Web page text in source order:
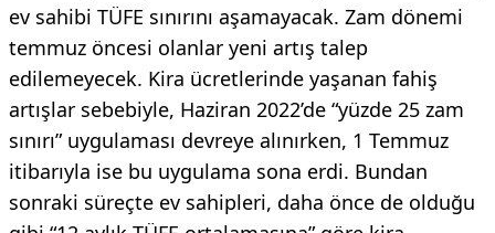
ev sahibi TÜFE sınırını aşamayacak. Zam dönemi
temmuz öncesi olanlar yeni artış talep
edilemeyecek. Kira ücretlerinde yaşanan fahiş
artışlar sebebiyle, Haziran 2022’de “yüzde 25 zam
sınırı” uygulaması devreye alınırken, 1 Temmuz
itibarıyla ise bu uygulama sona erdi. Bundan
sonraki süreçte ev sahipleri, daha önce de olduğu